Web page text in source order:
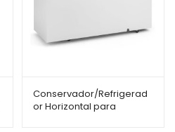
Conservador/Refrigerad
or Horizontal para